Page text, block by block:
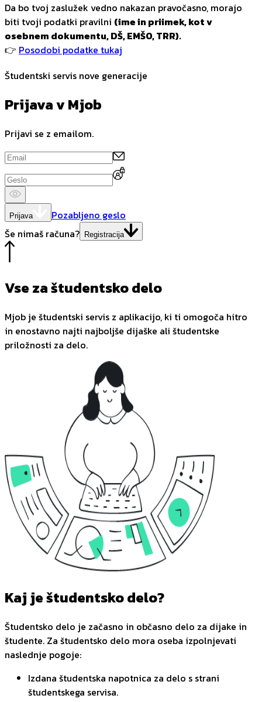
Da bo tvoj zaslužek vedno nakazan pravočasno, morajo
biti tvoji podatki pravilni (ime in priimek, kot v
osebnem dokumentu, DŠ, EMŠO, TRR).
👉 Posodobi podatke tukaj
Študentski servis nove generacije
Prijava v Mjob
Prijavi se z emailom.
Prijava
Pozabljeno geslo
Še nimaš računa? Registracija
Vse za študentsko delo
Mjob je študentski servis z aplikacijo, ki ti omogoča hitro
in enostavno najti najboljše dijaške ali študentske
priložnosti za delo.
Kaj je študentsko delo?
Študentsko delo je začasno in občasno delo za dijake in
študente. Za študentsko delo mora oseba izpolnjevati
naslednje pogoje:
Izdana študentska napotnica za delo s strani
študentskega servisa.